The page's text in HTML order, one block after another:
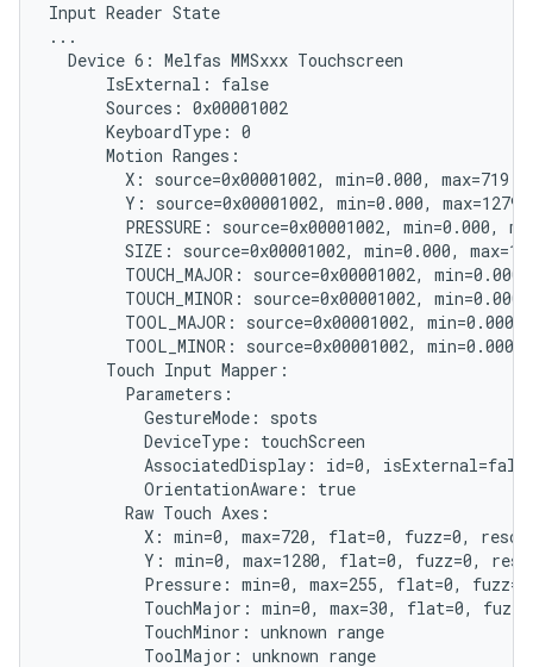
Input Reader State
...
  Device 6: Melfas MMSxxx Touchscreen
      IsExternal: false
      Sources: 0x00001002
      KeyboardType: 0
      Motion Ranges:
X: source=0x00001002, min=0.000,
Y: source=0x00001002, min=0.000,
PRESSURE: source=0x00001002, min=0.000,
SIZE: source=0x00001002, min=0.000,
TOUCH_MAJOR: source=0x00001002,
TOUCH_MINOR: source=0x00001002,
TOOL_MAJOR: source=0x00001002, min=0.000,
TOOL_MINOR: source=0x00001002, min=0.000,
      Touch Input Mapper:
        Parameters:
          GestureMode: spots
          DeviceType: touchScreen
AssociatedDisplay: id=0,
          OrientationAware: true
        Raw Touch Axes:
X: min=0, max=720, flat=0, fuzz=0,
Y: min=0, max=1280, flat=0, fuzz=0,
Pressure: min=0, max=255, flat=0,
TouchMajor: min=0, max=30, flat=0,
          TouchMinor: unknown range
          ToolMajor: unknown range